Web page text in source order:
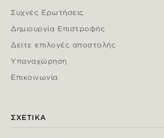
Συχνές Ερωτήσεις
Δημιουργία Επιστροφής
Δείτε επιλογές αποστολής
Υπαναχώρηση
Επικοινωνία
ΣΧΕΤΙΚΆ